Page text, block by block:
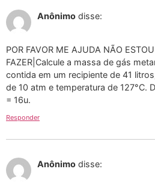
Anônimo disse:
POR FAVOR ME AJUDA NÃO
FAZER|Calcule a massa de gás
contida em um recipiente de 41
de 10 atm e temperatura de 127°C.
= 16u.
Responder
Anônimo disse: